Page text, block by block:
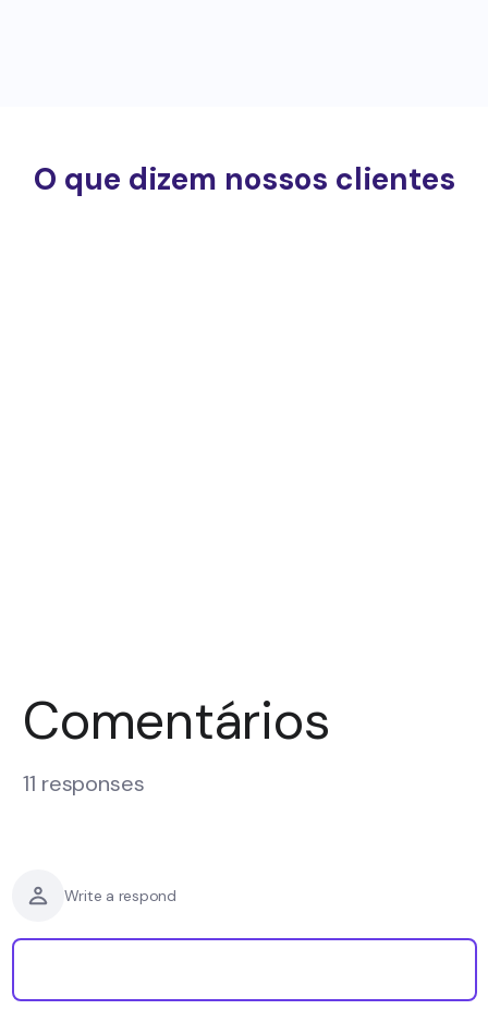
O que dizem nossos clientes
Comentários
11 responses
Write a respond